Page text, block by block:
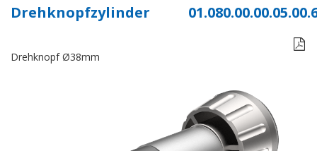
Drehknopfzylinder

Drehknopf Ø38mm